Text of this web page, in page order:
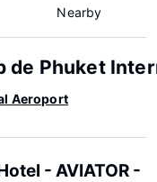
Nearby
de Phuket
Aeroport
- AVIATOR -